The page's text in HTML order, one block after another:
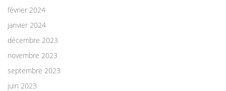
février 2024
janvier 2024
décembre 2023
novembre 2023
septembre 2023
juin 2023